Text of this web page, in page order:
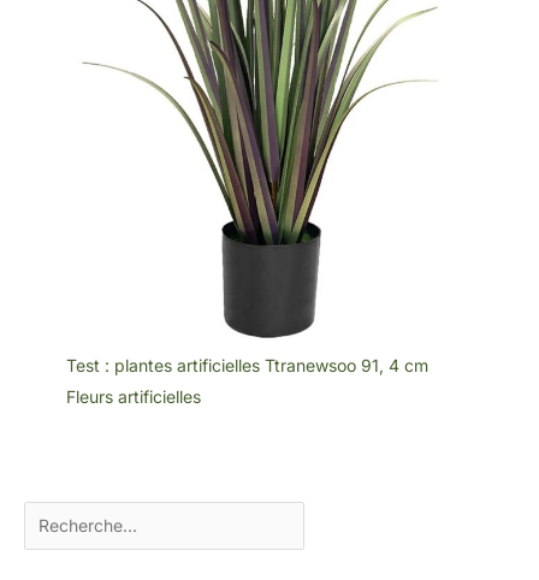
Test : plantes artificielles Ttranewsoo 91, 4 cm
Fleurs artificielles